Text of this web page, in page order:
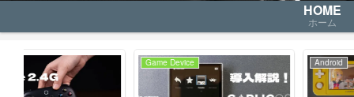
HOME
ホーム
Android Android